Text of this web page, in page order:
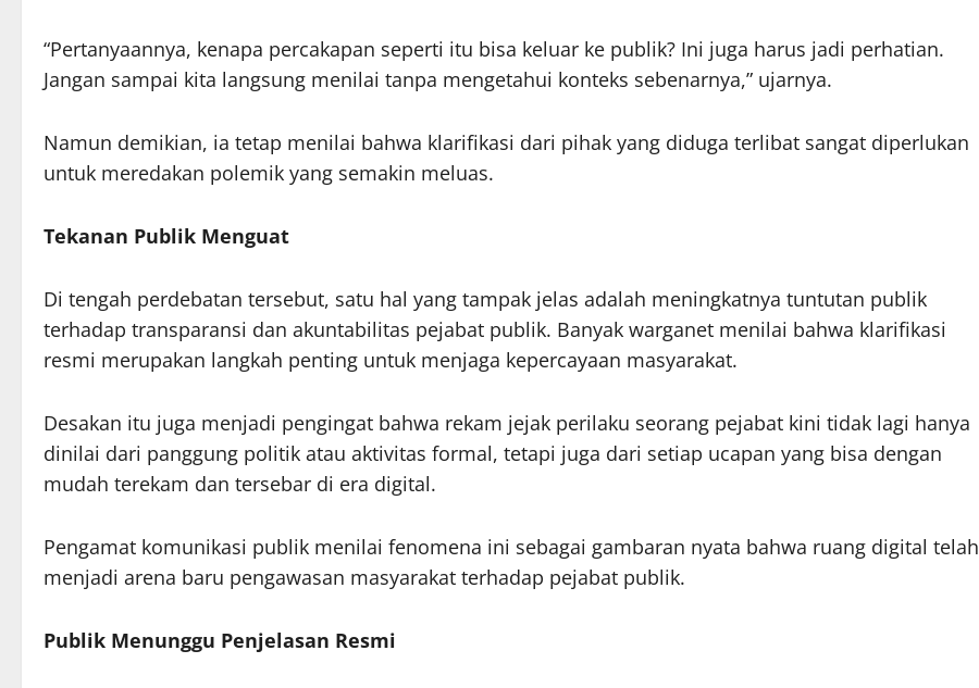
“Pertanyaannya, kenapa percakapan seperti itu bisa keluar ke publik? Ini juga harus jadi perhatian.
Jangan sampai kita langsung menilai tanpa mengetahui konteks sebenarnya,” ujarnya.
Namun demikian, ia tetap menilai bahwa klarifikasi dari pihak yang diduga terlibat sangat diperlukan
untuk meredakan polemik yang semakin meluas.
Tekanan Publik Menguat
Di tengah perdebatan tersebut, satu hal yang tampak jelas adalah meningkatnya tuntutan publik
terhadap transparansi dan akuntabilitas pejabat publik. Banyak warganet menilai bahwa klarifikasi
resmi merupakan langkah penting untuk menjaga kepercayaan masyarakat.
Desakan itu juga menjadi pengingat bahwa rekam jejak perilaku seorang pejabat kini tidak lagi hanya
dinilai dari panggung politik atau aktivitas formal, tetapi juga dari setiap ucapan yang bisa dengan
mudah terekam dan tersebar di era digital.
Pengamat komunikasi publik menilai fenomena ini sebagai gambaran nyata bahwa ruang digital telah
menjadi arena baru pengawasan masyarakat terhadap pejabat publik.
Publik Menunggu Penjelasan Resmi